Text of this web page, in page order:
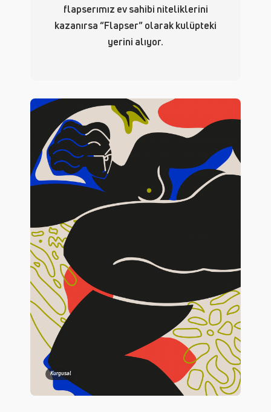
flapserımız ev sahibi niteliklerini
kazanırsa “Flapser” olarak kulüpteki
yerini alıyor.
Kurgusal